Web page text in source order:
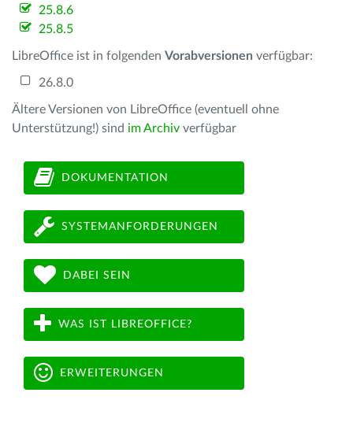
25.8.6
25.8.5
LibreOffice ist in folgenden Vorabversionen verfügbar:
26.8.0
Ältere Versionen von LibreOffice (eventuell ohne
Unterstützung!) sind im Archiv verfügbar
DOKUMENTATION
SYSTEMANFORDERUNGEN
DABEI SEIN
WAS IST LIBREOFFICE?
ERWEITERUNGEN